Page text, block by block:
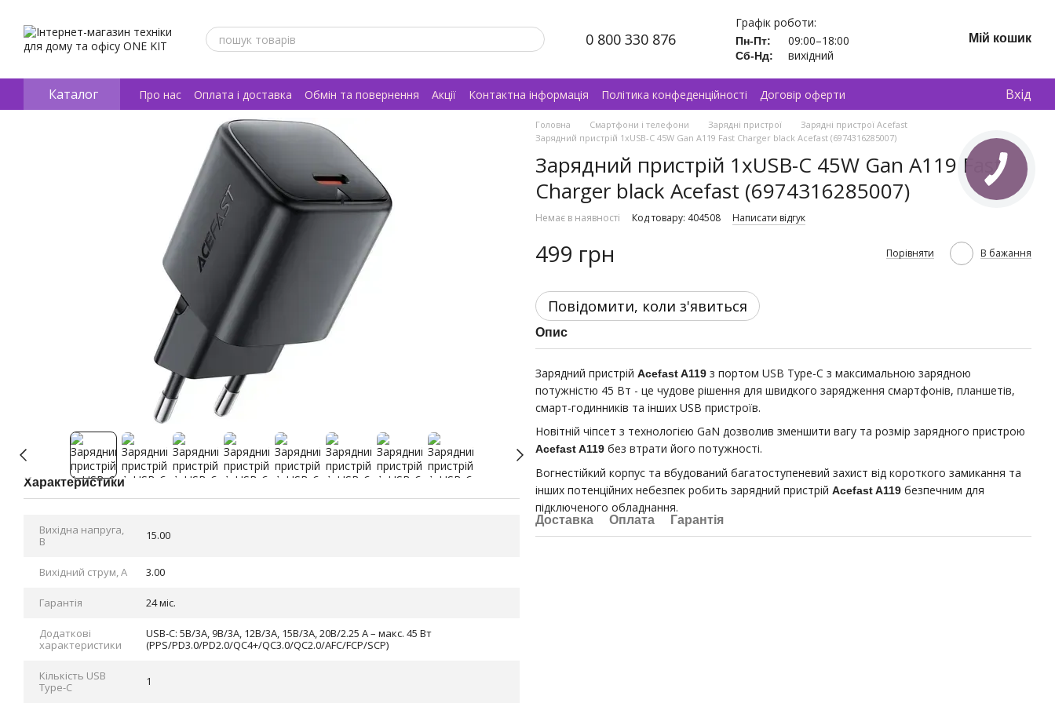
0 800 330 876
Графік роботи:
Пн-Пт: 09:00–18:00
Сб-Нд: вихідний
Мій кошик
Каталог Про нас Оплата і доставка Обмін та повернення Акції Контактна інформація Політика конфеденційності
Договір оферти
Відгуки про магазин
Вхід
Характеристики
Вихідна напруга,
В
15.00
Вихідний струм, А 3.00
Гарантія 24 міс.
Додаткові
характеристики
USB-C: 5В/3А, 9В/3А, 12В/3А, 15В/3А, 20В/2.25 А – макс. 45 Вт
(PPS/PD3.0/PD2.0/QC4+/QC3.0/QC2.0/AFC/FCP/SCP)
Кількість USB
Type-С
1
Головна Смартфони і телефони Зарядні пристрої
Зарядні пристрої Acefast
Зарядний пристрій 1xUSB-C 45W Gan A119 Fast Charger black Acefast (6974316285007)
Зарядний пристрій 1xUSB-C 45W Gan A119 Fast
Charger black Acefast (6974316285007)
Немає в наявності Код товару: 404508 Написати відгук
499 грн Порівняти В бажання
Повідомити, коли з'явиться
Опис
Зарядний пристрій Acefast A119 з портом USB Type-С з максимальною зарядною
потужністю 45 Вт - це чудове рішення для швидкого зарядження смартфонів, планшетів,
смарт-годинників та інших USB пристроїв.
Новітній чіпсет з технологією GaN дозволив зменшити вагу та розмір зарядного пристрою
Acefast A119 без втрати його потужності.
Вогнестійкий корпус та вбудований багатоступеневий захист від короткого замикання та
інших потенційних небезпек робить зарядний пристрій Acefast A119 безпечним для
підключеного обладнання.
Доставка Оплата Гарантія